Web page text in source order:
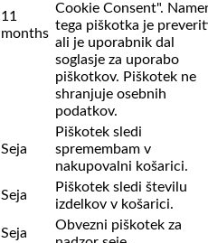
11
months
Cookie Consent".
tega piškotka je
ali je uporabnik dal
soglasje za uporabo
piškotkov. Piškotek ne
shranjuje osebnih
podatkov.
Seja
Piškotek sledi
spremembam v
nakupovalni košarici.
Seja
Piškotek sledi številu
izdelkov v košarici.
Seja
Obvezni piškotek za